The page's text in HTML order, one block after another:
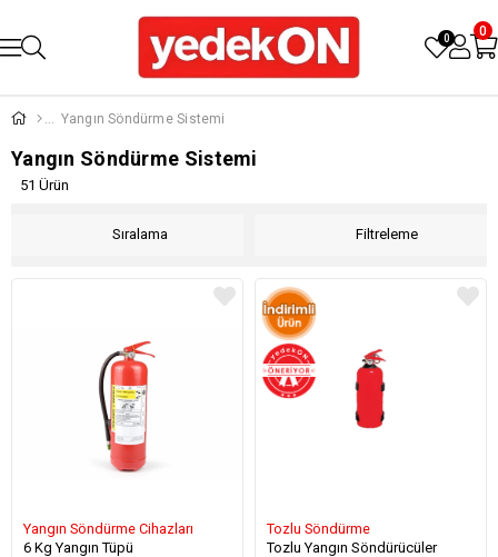
0 0
Yangın Söndürme Sistemi
Yangın Söndürme Sistemi
Filtreleme
Sıralama
51 Ürün
Yangın Söndürme Cihazları
6 Kg Yangın Tüpü
Tozlu Söndürme
Tozlu Yangın Söndürücüler